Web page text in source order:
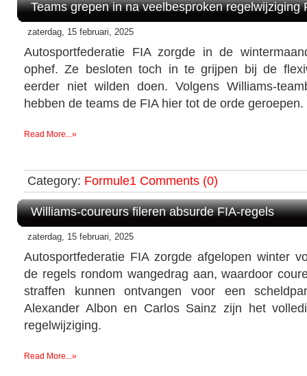
Teams grepen in na veelbesproken regelwijziging
zaterdag, 15 februari, 2025
Autosportfederatie FIA zorgde in de
ophef. Ze besloten toch in te grijpen bij de
eerder niet wilden doen. Volgens Williams-
hebben de teams de FIA hier tot de orde geroepen.
Read More...»
Category: Formule1 Comments (0)
Williams-coureurs fileren absurde FIA-regels
zaterdag, 15 februari, 2025
Autosportfederatie FIA zorgde afgelopen winter
de regels rondom wangedrag aan, waardoor
straffen kunnen ontvangen voor een
Alexander Albon en Carlos Sainz zijn het
regelwijziging.
Read More...»